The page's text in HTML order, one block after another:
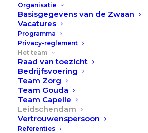
Organisatie
Basisgegevens van de Zwaan
Vacatures
Programma
Privacy-reglement
Het team
Raad van toezicht
Bedrijfsvoering
Team Zorg
Team Gouda
Team Capelle
Leidschendam
Vertrouwenspersoon
Referenties
Vakspecialisten
Leidschendam